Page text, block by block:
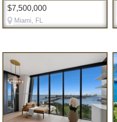
$7,500,000
Miami, FL